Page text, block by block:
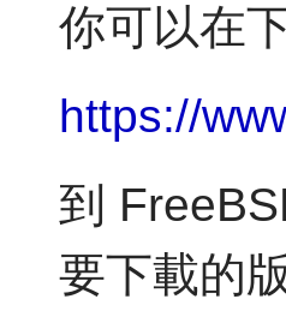
你可以在
https://
到
要下載的